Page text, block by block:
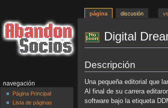
Digital
a
la
navegación
a
la
búsqueda
Descripción
Una pequeña editorial que
Al final de su carrera
software bajo la etiqueta
página discusión
navegación
Página Principal
Lista de páginas